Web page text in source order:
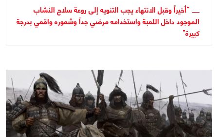
"أخيراً وقبل الانتهاء يجب التنويه إلى روعة سلاح النشاب
الموجود داخل اللعبة واستخدامه مرضي جداً وشعوره واقعي بدرجة
كبيرة"